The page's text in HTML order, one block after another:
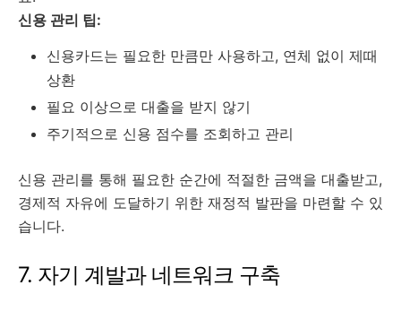
신용 관리 팁:
신용카드는 필요한 만큼만 사용하고, 연체 없이 제때
상환
필요 이상으로 대출을 받지 않기
주기적으로 신용 점수를 조회하고 관리
신용 관리를 통해 필요한 순간에 적절한 금액을 대출받고,
경제적 자유에 도달하기 위한 재정적 발판을 마련할 수 있
습니다.
7. 자기 계발과 네트워크 구축